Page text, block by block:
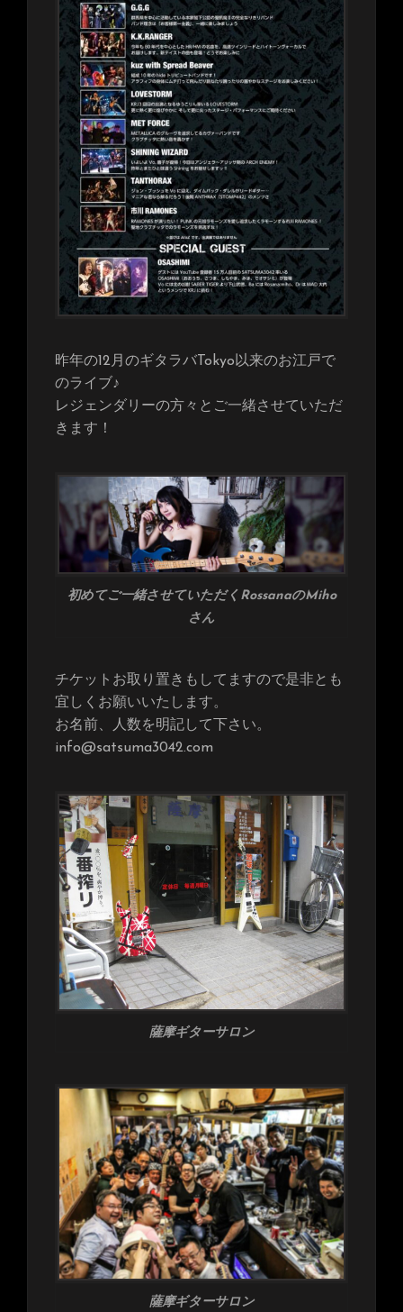
昨年の12月のギタラバTokyo以来のお江戸で
のライブ♪
レジェンダリーの方々とご一緒させていただ
きます！
初めてご一緒させていただくRossanaのMiho
さん
チケットお取り置きもしてますので是非とも
宜しくお願いいたします。
お名前、人数を明記して下さい。
info@satsuma3042.com
薩摩ギターサロン
薩摩ギターサロン